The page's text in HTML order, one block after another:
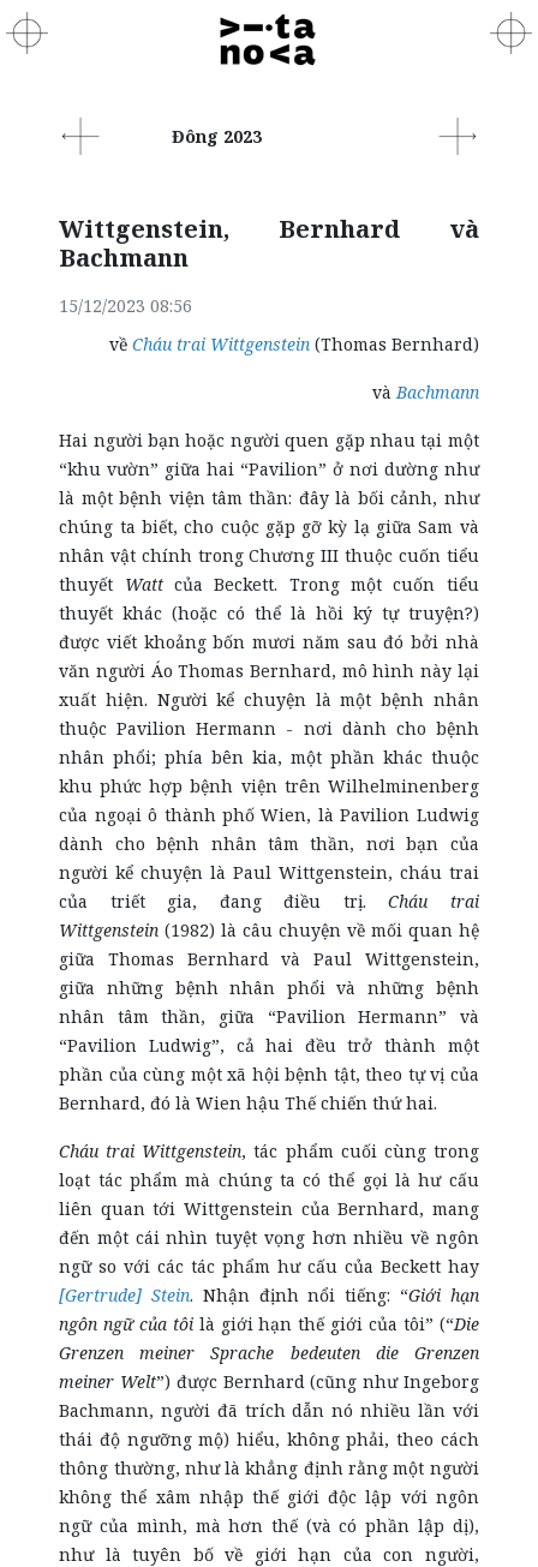
Đông 2023
Wittgenstein, Bernhard và
Bachmann
15/12/2023 08:56
về Cháu trai Wittgenstein(Thomas Bernhard)
vàBachmann
Hai người bạn hoặc người quen gặp nhau tại một
“khu vườn” giữa hai “Pavilion” ở nơi dường như
là một bệnh viện tâm thần: đây là bối cảnh, như
chúng ta biết, cho cuộc gặp gỡ kỳ lạ giữa Sam và
nhân vật chính trong Chương III thuộc cuốn tiểu
thuyết Wattcủa Beckett. Trong một cuốn tiểu
thuyết khác (hoặc có thể là hồi ký tự truyện?)
được viết khoảng bốn mươi năm sau đó bởi nhà
văn người Áo Thomas Bernhard, mô hình này lại
xuất hiện. Người kể chuyện là một bệnh nhân
thuộc Pavilion Hermann - nơi dành cho bệnh
nhân phổi; phía bên kia, một phần khác thuộc
khu phức hợp bệnh viện trên Wilhelminenberg
của ngoại ô thành phố Wien, là Pavilion Ludwig
dành cho bệnh nhân tâm thần, nơi bạn của
người kể chuyện là Paul Wittgenstein, cháu trai
của triết gia, đang điều trị.Cháu trai
Wittgenstein (1982) là câu chuyện về mối quan hệ
giữa Thomas Bernhard và Paul Wittgenstein,
giữa những bệnh nhân phổi và những bệnh
nhân tâm thần, giữa “Pavilion Hermann” và
“Pavilion Ludwig”, cả hai đều trở thành một
phần của cùng một xã hội bệnh tật, theo tự vị của
Bernhard, đó là Wien hậu Thế chiến thứ hai.
Cháu trai Wittgenstein, tác phẩm cuối cùng trong
loạt tác phẩm mà chúng ta có thể gọi là hư cấu
liên quan tới Wittgenstein của Bernhard, mang
đến một cái nhìn tuyệt vọng hơn nhiều về ngôn
ngữ so với các tác phẩm hư cấu của Beckett hay
[Gertrude] Stein. Nhận định nổi tiếng: “Giới hạn
ngôn ngữ của tôilà giới hạn thế giới của tôi” (“Die
Grenzen meiner Sprache bedeuten die Grenzen
meiner Welt”) được Bernhard (cũng như Ingeborg
Bachmann, người đã trích dẫn nó nhiều lần với
thái độ ngưỡng mộ) hiểu, không phải, theo cách
thông thường, như là khẳng định rằng một người
không thể xâm nhập thế giới độc lập với ngôn
ngữ của mình, mà hơn thế (và có phần lập dị),
như là tuyên bố về giới hạn của con người,